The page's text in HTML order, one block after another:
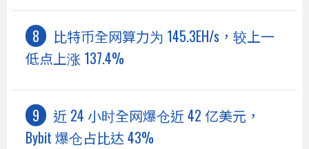
比特币全网算力为 145.3EH/s，较上一
低点上涨 137.4%
近 24 小时全网爆仓近 42 亿美元，
Bybit 爆仓占比达 43%